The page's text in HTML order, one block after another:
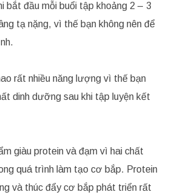
bắt đầu mỗi buổi tập khoảng 2 – 3
tạ nặng, vì thế bạn không nên để
rất nhiều năng lượng vì thế bạn
dinh dưỡng sau khi tập luyện kết
giàu protein và đạm vì hai chất
quá trình làm tạo cơ bắp. Protein
và thúc đẩy cơ bắp phát triển rất